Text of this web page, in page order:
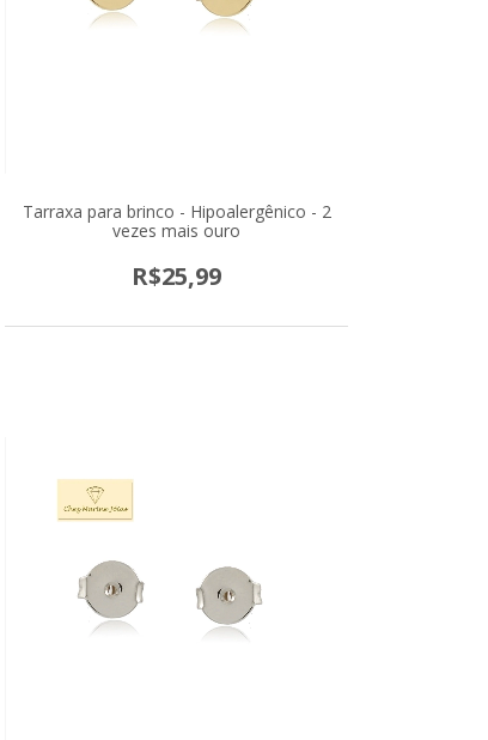
Tarraxa para brinco - Hipoalergênico - 2
vezes mais ouro
R$25,99